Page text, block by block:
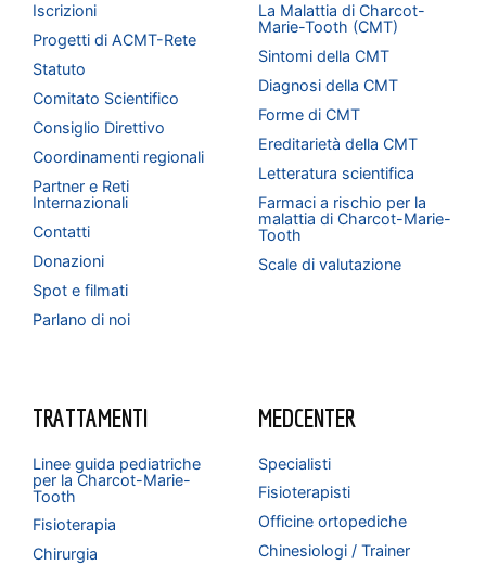
Iscrizioni
Progetti di ACMT-Rete
Statuto
Comitato Scientifico
Consiglio Direttivo
Coordinamenti regionali
Partner e Reti
Internazionali
Contatti
Donazioni
Spot e filmati
Parlano di noi
La Malattia di Charcot-
Marie-Tooth (CMT)
Sintomi della CMT
Diagnosi della CMT
Forme di CMT
Ereditarietà della CMT
Letteratura scientifica
Farmaci a rischio per la
malattia di Charcot-Marie-
Tooth
Scale di valutazione
TRATTAMENTI
Linee guida pediatriche
per la Charcot-Marie-
Tooth
Fisioterapia
Chirurgia
MEDCENTER
Specialisti
Fisioterapisti
Officine ortopediche
Chinesiologi / Trainer